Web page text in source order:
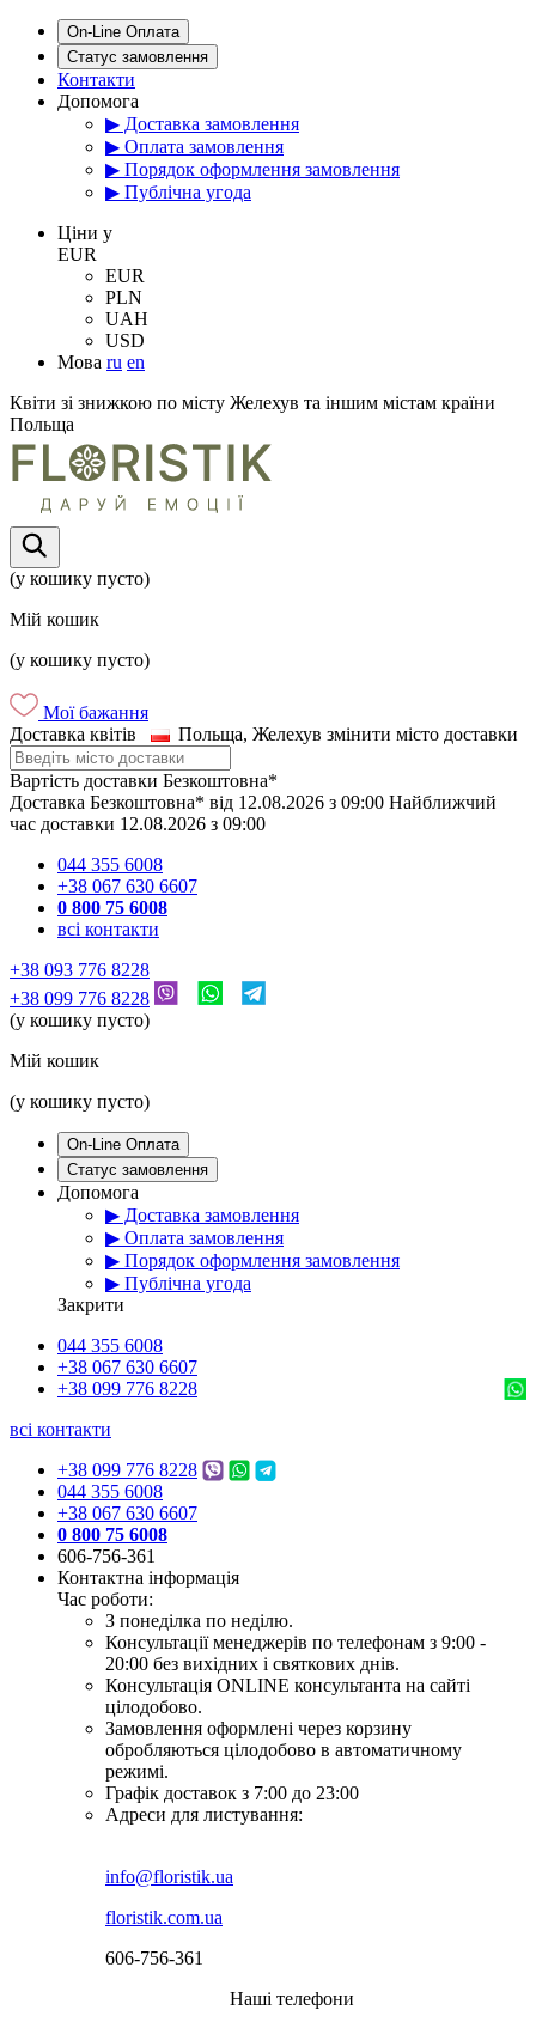
On-Line Оплата
Статус замовлення
Контакти
Допомога
▶ Доставка замовлення
▶ Оплата замовлення
▶ Порядок оформлення замовлення
▶ Публічна угода
Цiни у
EUR
EUR
PLN
UAH
USD
Мова ru en
Квіти зі знижкою по місту Желехув та іншим містам країни
Польща
(у кошику пусто)
Мій кошик
(у кошику пусто)
Мої бажання
Доставка квітів
Польща, Желехув змінити місто доставки
Вартість доставки Безкоштовна*
Доставка Безкоштовна* від 12.08.2026 з 09:00 Найближчий
час доставки 12.08.2026 з 09:00
044 355 6008
+38 067 630 6607
0 800 75 6008
всі контакти
+38 093 776 8228
+38 099 776 8228
(у кошику пусто)
Мій кошик
(у кошику пусто)
On-Line Оплата
Статус замовлення
Допомога
▶ Доставка замовлення
▶ Оплата замовлення
▶ Порядок оформлення замовлення
▶ Публічна угода
Закрити
044 355 6008
+38 067 630 6607
+38 099 776 8228
всі контакти
+38 099 776 8228
044 355 6008
+38 067 630 6607
0 800 75 6008
606-756-361
Контактна інформація
Час роботи:
З понеділка по неділю.
Консультації менеджерів по телефонам з 9:00 -
20:00 без вихідних і святкових днів.
Консультація ONLINE консультанта на сайті
цілодобово.
Замовлення оформлені через корзину
обробляються цілодобово в автоматичному
режимі.
Графік доставок з 7:00 до 23:00
Адреси для листування:
info@floristik.ua
floristik.com.ua
606-756-361
Наші телефони